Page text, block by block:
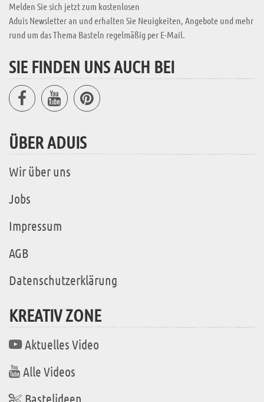
Melden Sie sich jetzt zum kostenlosen
Aduis Newsletter an und erhalten Sie Neuigkeiten, Angebote und mehr
rund um das Thema Basteln regelmäßig per E-Mail.
SIE FINDEN UNS AUCH BEI
ÜBER ADUIS
Wir über uns
Jobs
Impressum
AGB
Datenschutzerklärung
KREATIV ZONE
Aktuelles Video
Alle Videos
Bastelideen